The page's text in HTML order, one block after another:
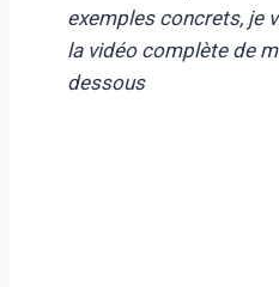
exemples concrets, je
la vidéo complète de
dessous